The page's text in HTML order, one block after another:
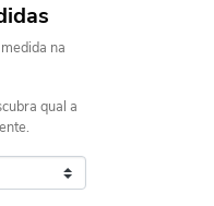
na
qual a